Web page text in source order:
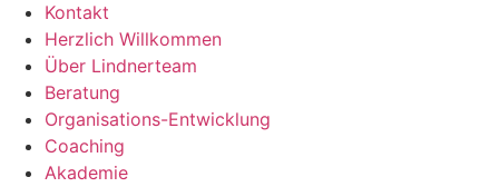
Kontakt
Herzlich Willkommen
Über Lindnerteam
Beratung
Organisations-Entwicklung
Coaching
Akademie